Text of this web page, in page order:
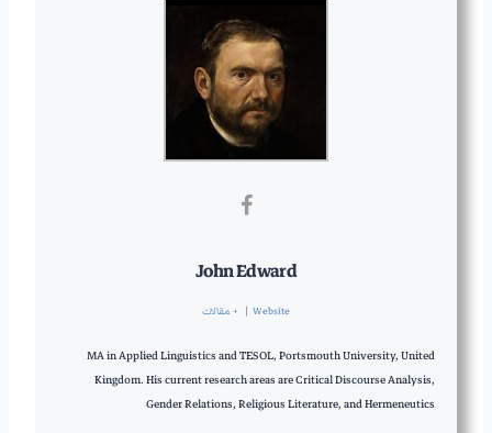
John Edward
Website
| + مقالات
MA in Applied Linguistics and TESOL, Portsmouth University, United
Kingdom. His current research areas are Critical Discourse Analysis,
Gender Relations, Religious Literature, and Hermeneutics